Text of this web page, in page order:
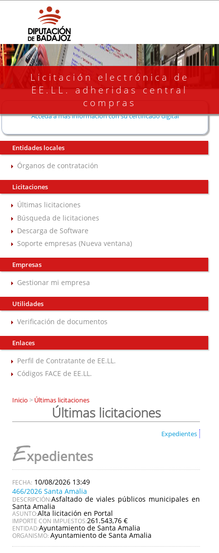
Licitación electrónica de
EE.LL. adheridas central
compras
Acceda a más información con su certificado digital
Entidades locales
Órganos de contratación
Licitaciones
Últimas licitaciones
Búsqueda de licitaciones
Descarga de Software
Soporte empresas (Nueva ventana)
Empresas
Gestionar mi empresa
Utilidades
Verificación de documentos
Enlaces
Perfil de Contratante de EE.LL.
Códigos FACE de EE.LL.
Inicio > Últimas licitaciones
Últimas licitaciones
Expedientes
Expedientes
10/08/2026 13:49
466/2026 Santa Amalia
DESCRIPCIÓN:Asfaltado de viales públicos municipales en
Santa Amalia
ASUNTO:Alta licitación en Portal
IMPORTE CON IMPUESTOS:261.543,76 €
ENTIDAD:Ayuntamiento de Santa Amalia
ORGANISMO: Ayuntamiento de Santa Amalia